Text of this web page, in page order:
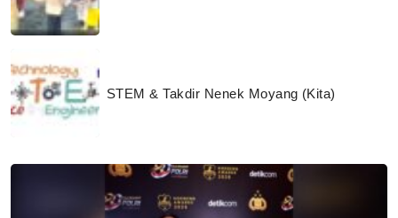
STEM & Takdir Nenek Moyang (Kita)